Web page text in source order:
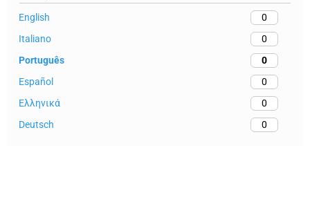
English
0
Italiano
0
Português
0
Español
0
Ελληνικά
0
Deutsch
0